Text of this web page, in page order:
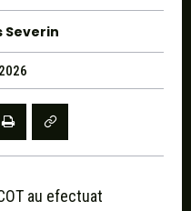
Severin
au efectuat